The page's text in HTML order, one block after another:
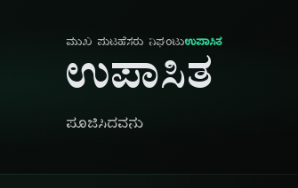
ಮುಖ ಪುಟಹೆಸರು ನಿಘಂಟುಉಪಾಸಿತ
ಉಪಾಸಿತ
ಪೂಜಿಸಿದವನು